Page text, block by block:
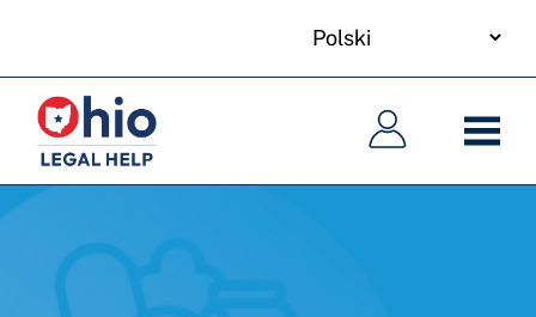
main
content
Główna
nawigacja
Główna
nawigacja